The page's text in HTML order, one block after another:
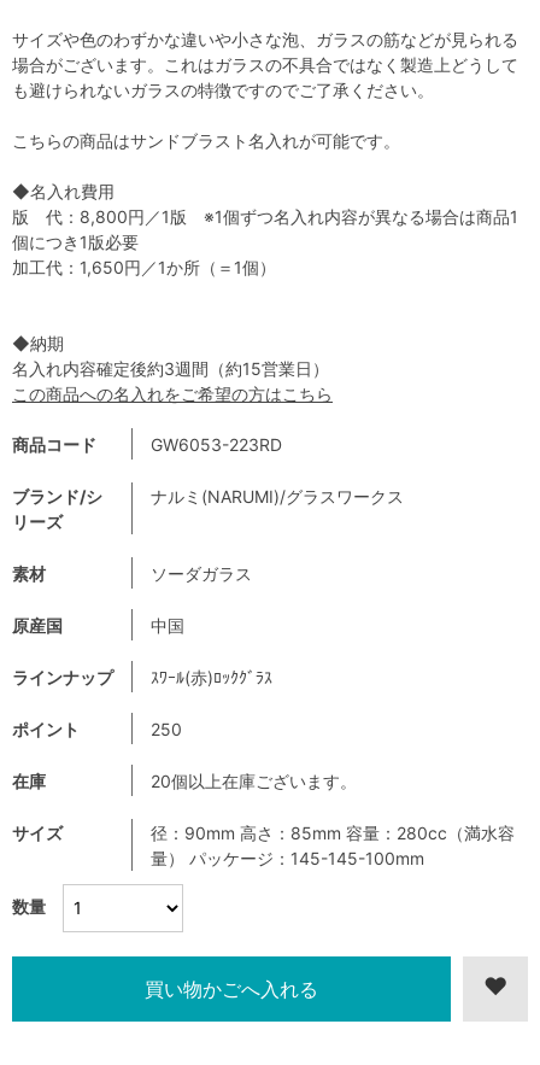
数量
商品コード GW6053-223RD
ブランド/シ
リーズ
ナルミ(NARUMI)/グラスワークス
素材 ソーダガラス
原産国 中国
ラインナップ ｽﾜｰﾙ(赤)ﾛｯｸｸﾞﾗｽ
ポイント 250
在庫 20個以上在庫ございます。
サイズ
径：90mm 高さ：85mm 容量：280cc（満水容
量） パッケージ：145-145-100mm
サイズや色のわずかな違いや小さな泡、ガラスの筋などが見られる
場合がございます。これはガラスの不具合ではなく製造上どうして
も避けられないガラスの特徴ですのでご了承ください。
こちらの商品はサンドブラスト名入れが可能です。
◆名入れ費用
版 代：8,800円／1版 ※1個ずつ名入れ内容が異なる場合は商品1
個につき1版必要
加工代：1,650円／1か所（＝1個）
◆納期
名入れ内容確定後約3週間（約15営業日）
この商品への名入れをご希望の方はこちら